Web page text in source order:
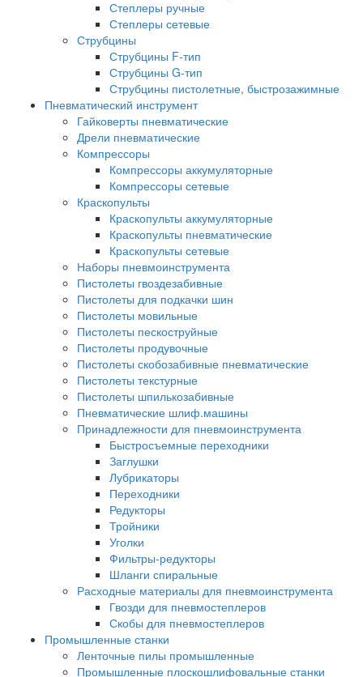
Степлеры ручные
Степлеры сетевые
Струбцины
Струбцины F-тип
Струбцины G-тип
Струбцины пистолетные, быстрозажимные
Пневматический инструмент
Гайковерты пневматические
Дрели пневматические
Компрессоры
Компрессоры аккумуляторные
Компрессоры сетевые
Краскопульты
Краскопульты аккумуляторные
Краскопульты пневматические
Краскопульты сетевые
Наборы пневмоинструмента
Пистолеты гвоздезабивные
Пистолеты для подкачки шин
Пистолеты мовильные
Пистолеты пескоструйные
Пистолеты продувочные
Пистолеты скобозабивные пневматические
Пистолеты текстурные
Пистолеты шпилькозабивные
Пневматические шлиф.машины
Принадлежности для пневмоинструмента
Быстросъемные переходники
Заглушки
Лубрикаторы
Переходники
Редукторы
Тройники
Уголки
Фильтры-редукторы
Шланги спиральные
Расходные материалы для пневмоинструмента
Гвозди для пневмостеплеров
Скобы для пневмостеплеров
Промышленные станки
Ленточные пилы промышленные
Промышленные плоскошлифовальные станки